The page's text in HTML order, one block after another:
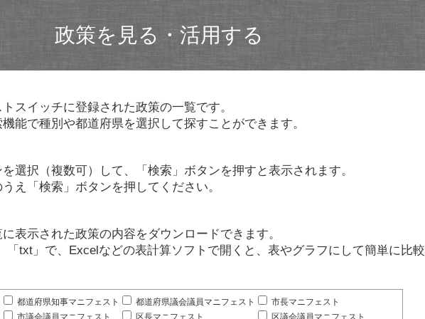
政策を見る・活用する
スイッチに登録された政策の一覧です。
能で種別や都道府県を選択して探すことができます。
選択（複数可）して、「検索」ボタンを押すと表示されます。
え「検索」ボタンを押してください。
表示された政策の内容をダウンロードできます。
「txt」で、Excelなどの表計算ソフトで開くと、表やグラフにして簡単に比較
都道府県知事マニフェスト 都道府県議会議員マニフェスト
市長マニフェスト
市議会議員マニフェスト
区長マニフェスト 区議会議員マニフェスト